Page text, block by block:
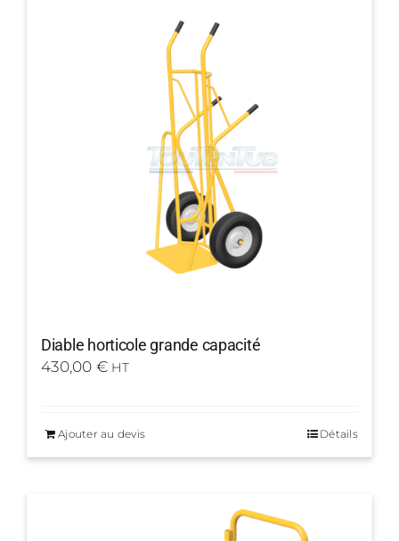
Diable horticole grande capacité
430,00 € HT
Ajouter au devis Détails